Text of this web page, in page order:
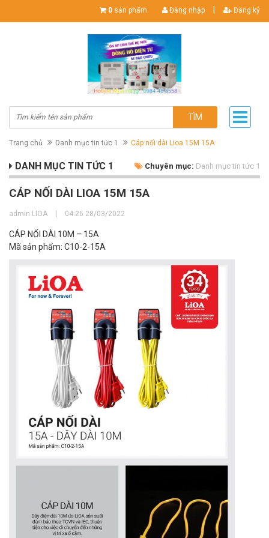
0 sản phẩm Đăng nhập Đăng ký
TÌM
Trang chủ Danh mục tin tức 1 Cáp nối dài Lioa 15M 15A
DANH MỤC TIN TỨC 1 Chuyên mục: Danh mục tin tức 1
CÁP NỐI DÀI LIOA 15M 15A
admin LIOA 04:26 28/03/2022
CÁP NỐI DÀI 10M – 15A
Mã sản phẩm: C10-2-15A